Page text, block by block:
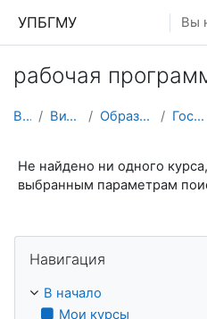
УПБГМУ Вы
рабочая
В начало Витрина курсов 3KL Образование 2025-2026 уч.год Госпитальной хирургии
Не найдено ни одного
выбранным параметрам
Навигация
В начало
Мои курсы